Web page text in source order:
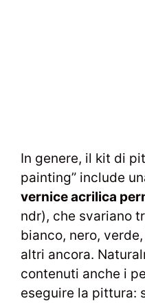
In genere, il kit di
painting” include
vernice acrilica
ndr), che svariano
bianco, nero,
altri ancora.
contenuti anche i
eseguire la pittura: